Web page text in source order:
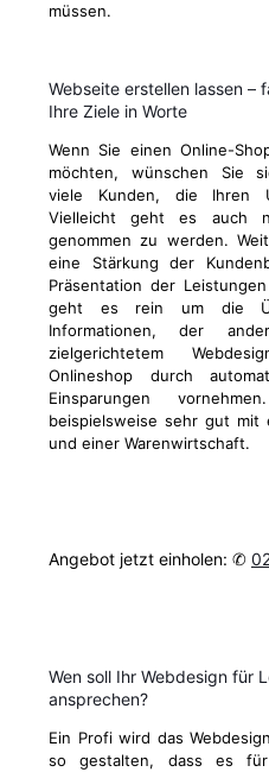
müssen.
Webseite erstellen lassen –
Ihre Ziele in Worte
Wenn Sie einen Online-
möchten, wünschen Sie
viele Kunden, die Ihren
Vielleicht geht es auch
genommen zu werden.
eine Stärkung der
Präsentation der
geht es rein um die
Informationen, der
zielgerichtetem
Onlineshop durch
Einsparungen
beispielsweise sehr gut mit
und einer Warenwirtschaft.
Angebot jetzt einholen: ✆
Wen soll Ihr Webdesign für
ansprechen?
Ein Profi wird das
so gestalten, dass es